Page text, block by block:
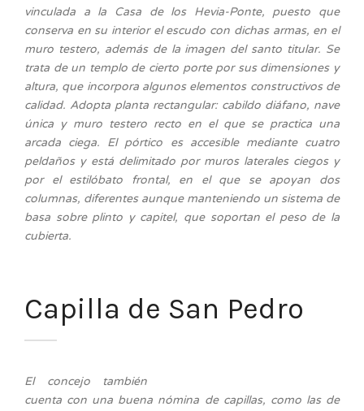
vinculada a la Casa de los Hevia-Ponte, puesto que
conserva en su interior el escudo con dichas armas, en el
muro testero, además de la imagen del santo titular. Se
trata de un templo de cierto porte por sus dimensiones y
altura, que incorpora algunos elementos constructivos de
calidad. Adopta planta rectangular: cabildo diáfano, nave
única y muro testero recto en el que se practica una
arcada ciega. El pórtico es accesible mediante cuatro
peldaños y está delimitado por muros laterales ciegos y
por el estilóbato frontal, en el que se apoyan dos
columnas, diferentes aunque manteniendo un sistema de
basa sobre plinto y capitel, que soportan el peso de la
cubierta.
Capilla de San Pedro
El concejo también
cuenta con una buena nómina de capillas, como las de